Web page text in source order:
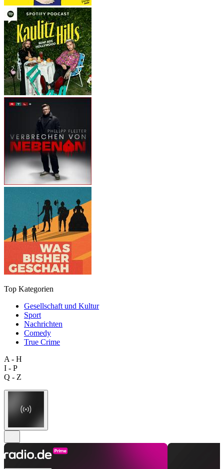
Top Kategorien
Gesellschaft und Kultur
Sport
Nachrichten
Comedy
True Crime
A - H
I - P
Q - Z